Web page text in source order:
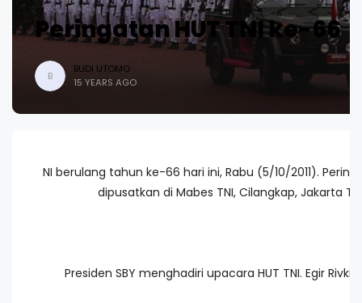
Peringatan HUT TNI ke-66
B
BUDI UTOMO
15 YEARS AGO
NI berulang tahun ke-66 hari ini, Rabu (5/10/2011).
dipusatkan di Mabes TNI, Cilangkap, Jakarta
Presiden SBY menghadiri upacara HUT TNI. Egir